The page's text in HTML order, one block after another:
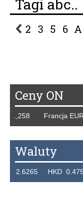
Tagi abc..
2 3 5 6 A
Ceny ON
1,258 Francja EUR
Waluty
HKD